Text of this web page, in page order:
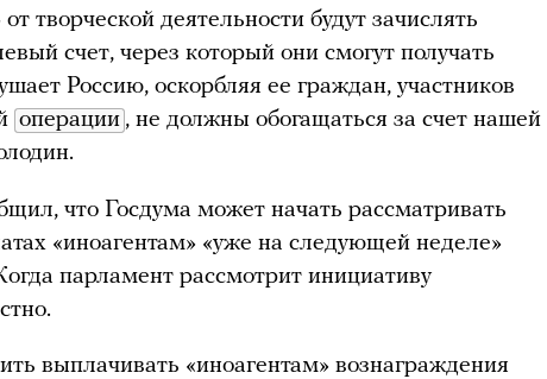
творческой деятельности будут зачислять
счет, через который они смогут получать
Россию, оскорбляя ее граждан, участников
операции , не должны обогащаться за счет нашей
что Госдума может начать рассматривать
«иноагентам» «уже на следующей неделе»
парламент рассмотрит инициативу
выплачивать «иноагентам» вознаграждения